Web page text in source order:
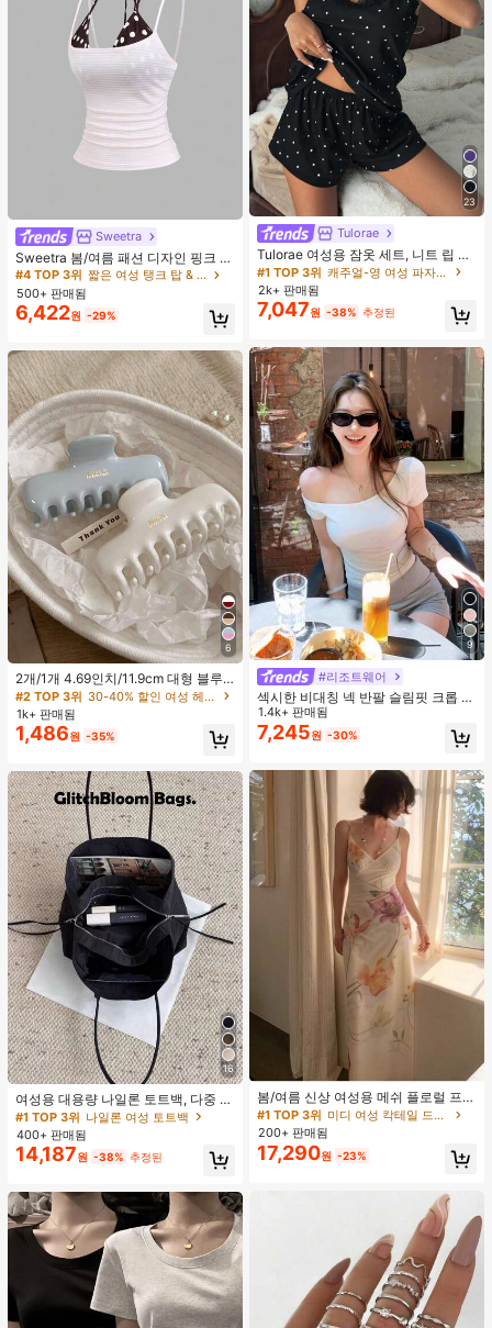
Sweetra
Sweetra 봄/여름 패션 디자인 핑크 스
트라이프 브라운 폴카 도트 스파게티
스트랩 2 In 1 스위트 걸리시 비치 로
맨틱 휴가 스타일 여성용 캐미 탱크 탑
#4 TOP 3위
거의 매진!
#4 TOP 3위
짧은 여성 탱크 탑 & 카미스
거의 매진!
#4 TOP 3위
짧은 여성 탱크 탑 & 카미스
거의 매진!
#4 TOP 3위
500+ 판매됨
6,422원 -29%
6
2개/1개 4.69인치/11.9cm 대형 블루
& 화이트 1피스 플라스틱 헤어 클로
클립, 데일리 웨어, 캐주얼, 파티, 출퇴
근, 휴가, 헤어스타일링, 메이크업, 의
상 매칭 비치 헤어 클립 바캉스 헤어
클러치에 적합한 세련되고 다재다능
하며 우아하고 미니멀한 단색 헤어 액
세서리
#2 TOP 3위
30-40% 할인 여성 헤어 액세서리
1k+ 판매됨
1,486원 -35%
16
여성용 대용량 나일론 토트백, 다중 지
퍼 포켓, 방수 숄더 핸드백, 사무실 노
트북, 일상 출퇴근, 쇼핑에 적합
#1 TOP 3위 나일론 여성 토트백
400+ 판매됨
14,187원 -38% 추정된
23
Tulorae
Tulorae 여성용 잠옷 세트, 니트 립 원
단, 하트 프린트 대비 레이스 트림, 로
맨틱 달콤 귀여운 섹시 캐미솔 & 반바
지 베이비돌 잠옷 세트 투피스 나이트
세트 섹시 잠옷 세트 여성용 잠옷 롬퍼
투피스 잠옷 세트 여성용 잠옷 세트 도
트 잠옷 세트 잠옷 반바지 세트 투피스
잠옷 세트 여성용 여름 세트 도트 반바
지 세트 여성용 잠옷 세트 반바지 잠옷
세트 여성용 투피스 여름 라운지 세트
#1 TOP 3위
캐주얼-영 여성 파자마 세트
2k+ 판매됨
7,047원 -38% 추정된
9
#리조트웨어
섹시한 비대칭 넥 반팔 슬림핏 크롭 탑
화이트 여름
1.4k+ 판매됨
7,245원 -30%
봄/여름 신상 여성용 메쉬 플로럴 프린
트 드레스, 브이넥, 휴가 스타일, 섹시
한 비치 파티 댄스 드레스, 스파게티
스트랩 웨딩 가을
#1 TOP 3위
재고 5개 남음
#1 TOP 3위
미디 여성 칵테일 드레스
재고 5개 남음
#1 TOP 3위
미디 여성 칵테일 드레스
재고 5개 남음
#1 TOP 3위
200+ 판매됨
17,290원 -23%